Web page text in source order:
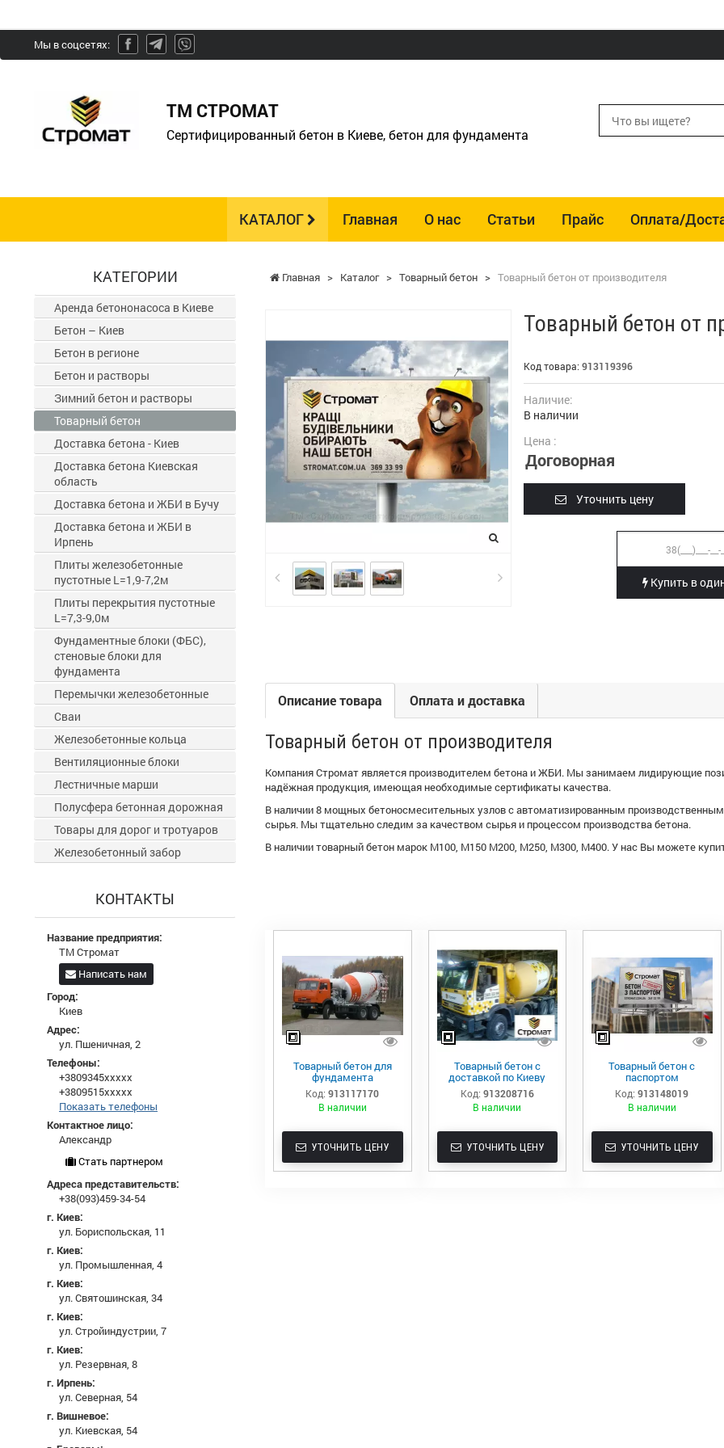
Мы в соцсетях:
ТМ СТРОМАТ
Сертифицированный бетон в Киеве, бетон для фундамента
КАТАЛОГ Главная О нас Статьи Прайс Оплата/
Главная > Каталог > Товарный бетон > Товарный бетон от производителя
Товарный бетон от
Код товара: 913119396
Наличие:
В наличии
Цена :
Договорная
Уточнить цену
Купить в
Описание товара Оплата и доставка
Товарный бетон от производителя
Компания Стромат является производителем бетона и ЖБИ. Мы занимаем лидирующие
надёжная продукция, имеющая необходимые сертификаты качества.
В наличии 8 мощных бетоносмесительных узлов с автоматизированным
сырья. Мы тщательно следим за качеством сырья и процессом производства бетона.
В наличии товарный бетон марок М100, М150 М200, М250, М300, М400. У нас Вы можете
Товарный бетон для
фундамента
Код: 913117170
В наличии
УТОЧНИТЬ ЦЕНУ
Товарный бетон с
доставкой по Киеву
Код: 913208716
В наличии
УТОЧНИТЬ ЦЕНУ
Товарный бетон с
паспортом
Код: 913148019
В наличии
УТОЧНИТЬ ЦЕНУ
КАТЕГОРИИ
Аренда бетононасоса в Киеве
Бетон – Киев
Бетон в регионе
Бетон и растворы
Зимний бетон и растворы
Товарный бетон
Доставка бетона - Киев
Доставка бетона Киевская
область
Доставка бетона и ЖБИ в Бучу
Доставка бетона и ЖБИ в
Ирпень
Плиты железобетонные
пустотные L=1,9-7,2м
Плиты перекрытия пустотные
L=7,3-9,0м
Фундаментные блоки (ФБС),
стеновые блоки для
фундамента
Перемычки железобетонные
Сваи
Железобетонные кольца
Вентиляционные блоки
Лестничные марши
Полусфера бетонная дорожная
Товары для дорог и тротуаров
Железобетонный забор
КОНТАКТЫ
Название предприятия:
ТМ Стромат
Написать нам
Город:
Киев
Адрес:
ул. Пшеничная, 2
Телефоны:
+3809345xxxxx
+3809515xxxxx
Показать телефоны
Контактное лицо:
Александр
Стать партнером
Адреса представительств:
+38(093)459-34-54
г. Киев:
ул. Бориспольская, 11
г. Киев:
ул. Промышленная, 4
г. Киев:
ул. Святошинская, 34
г. Киев:
ул. Стройиндустрии, 7
г. Киев:
ул. Резервная, 8
г. Ирпень:
ул. Северная, 54
г. Вишневое:
ул. Киевская, 54